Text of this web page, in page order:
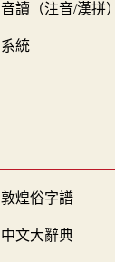
音讀（注音/漢拼）
系統
敦煌俗字譜
中文大辭典